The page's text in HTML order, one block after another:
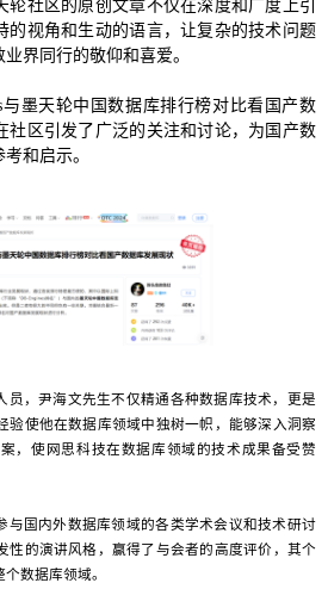
轮社区的原创文章不仅在深度和广度上引
的视角和生动的语言，让复杂的技术问题
界同行的敬仰和喜爱。
与墨天轮中国数据库排行榜对比看国产数
社区引发了广泛的关注和讨论，为国产数
和启示。
员，尹海文先生不仅精通各种数据库技术，更是
验使他在数据库领域中独树一帜，能够深入洞察
，使网思科技在数据库领域的技术成果备受赞
与国内外数据库领域的各类学术会议和技术研讨
性的演讲风格，赢得了与会者的高度评价，其个
数据库领域。